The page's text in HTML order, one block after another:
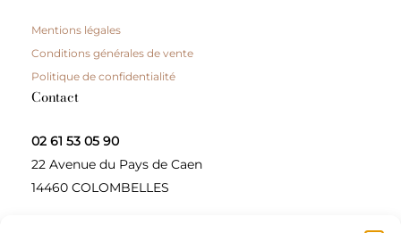
Mentions légales
Conditions générales de vente
Politique de confidentialité
Contact
02 61 53 05 90
22 Avenue du Pays de Caen
14460 COLOMBELLES